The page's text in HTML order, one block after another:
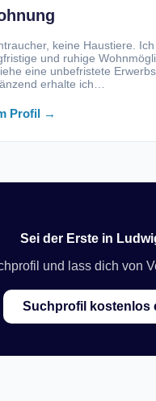
keine Haustiere.
und ruhige
eine unbefristete
erhalte ich…
Profil →
Sei der Erste in
und lass dich von
Suchprofil kostenlos